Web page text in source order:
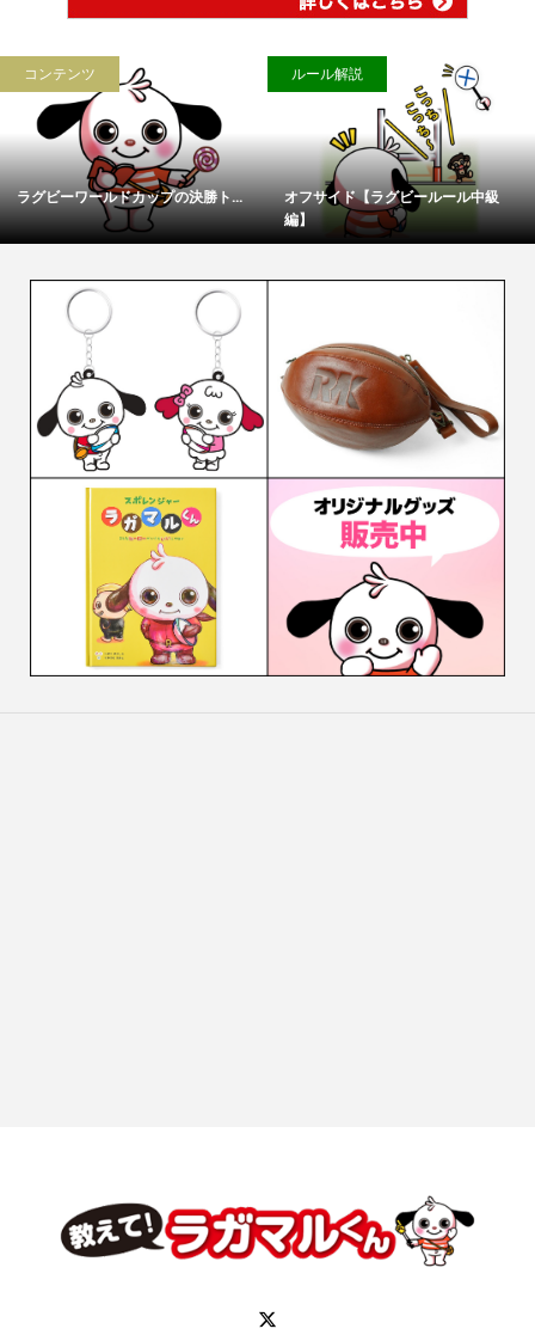
コンテンツ
ラグビーワールドカップの決勝ト...
ルール解説
オフサイド【ラグビールール中級
編】